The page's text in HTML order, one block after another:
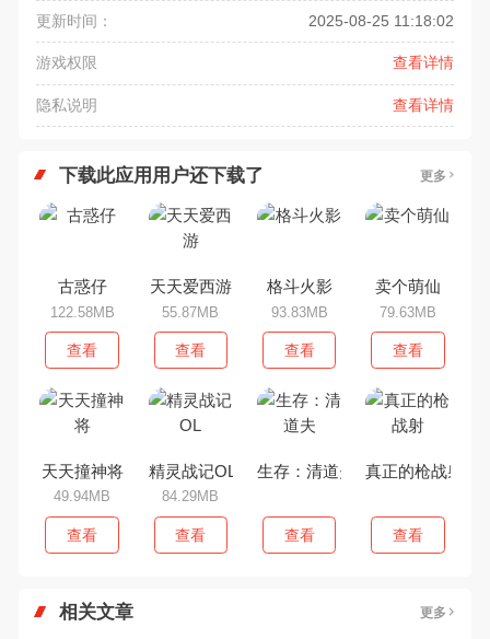
更新时间： 2025-08-25 11:18:02
游戏权限 查看详情
隐私说明 查看详情
下载此应用用户还下载了 更多
古惑仔
122.58MB
查看
天天爱西游
55.87MB
查看
格斗火影
93.83MB
查看
卖个萌仙
79.63MB
查看
天天撞神将
49.94MB
查看
精灵战记OL
84.29MB
查看
生存：清道夫
查看
真正的枪战射
查看
相关文章 更多